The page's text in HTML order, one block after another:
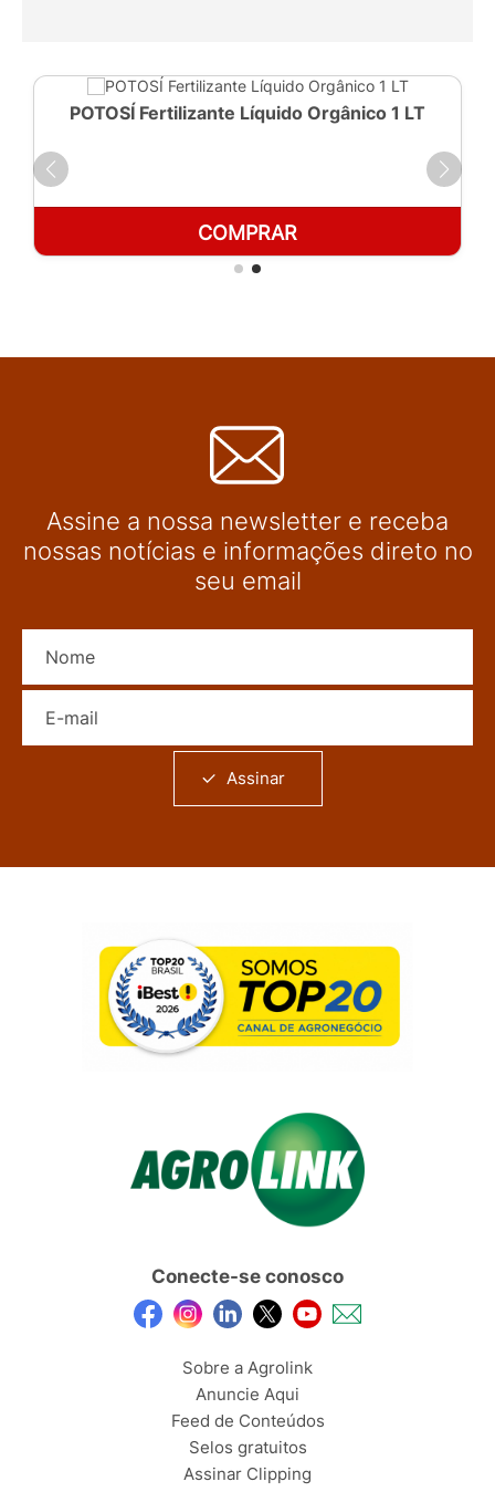
POTOSÍ Fertilizante Líquido Orgânico 1 LT
COMPRAR
Assine a nossa newsletter e receba
nossas notícias e informações direto no
seu email
Assinar
Conecte-se conosco
Sobre a Agrolink
Anuncie Aqui
Feed de Conteúdos
Selos gratuitos
Assinar Clipping